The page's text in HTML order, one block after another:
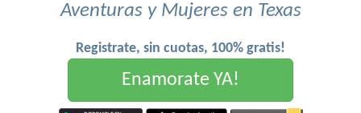
Aventuras y Mujeres en Texas
Registrate, sin cuotas, 100% gratis!
Enamorate YA!